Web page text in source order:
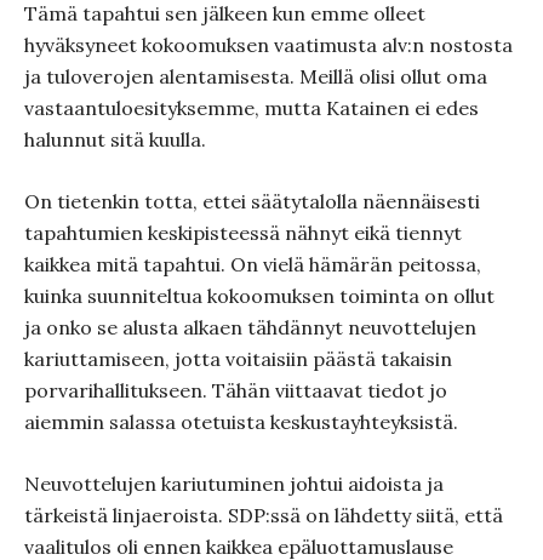
Tämä tapahtui sen jälkeen kun emme olleet
hyväksyneet kokoomuksen vaatimusta alv:n nostosta
ja tuloverojen alentamisesta. Meillä olisi ollut oma
vastaantuloesityksemme, mutta Katainen ei edes
halunnut sitä kuulla.
On tietenkin totta, ettei säätytalolla näennäisesti
tapahtumien keskipisteessä nähnyt eikä tiennyt
kaikkea mitä tapahtui. On vielä hämärän peitossa,
kuinka suunniteltua kokoomuksen toiminta on ollut
ja onko se alusta alkaen tähdännyt neuvottelujen
kariuttamiseen, jotta voitaisiin päästä takaisin
porvarihallitukseen. Tähän viittaavat tiedot jo
aiemmin salassa otetuista keskustayhteyksistä.
Neuvottelujen kariutuminen johtui aidoista ja
tärkeistä linjaeroista. SDP:ssä on lähdetty siitä, että
vaalitulos oli ennen kaikkea epäluottamuslause